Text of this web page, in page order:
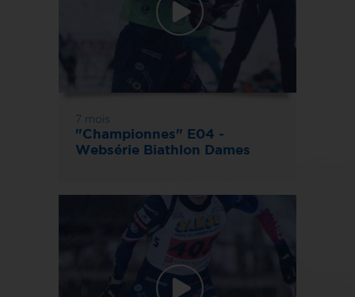
7 mois
"Championnes" E04 -
Websérie Biathlon Dames